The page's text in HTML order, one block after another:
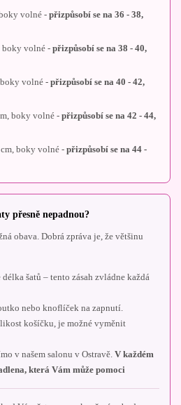
volné - přizpůsobí se na 36 - 38,
boky volné - přizpůsobí se na 38 - 40,
boky volné - přizpůsobí se na 40 - 42,
boky volné - přizpůsobí se na 42 - 44,
cm, boky volné - přizpůsobí se na 44 -
přesně nepadnou?
obava. Dobrá zpráva je, že většinu
šatů – tento zásah zvládne každá
nebo knoflíček na zapnutí.
košíčku, je možné vyměnit
v našem salonu v Ostravě. V každém
která Vám může pomoci